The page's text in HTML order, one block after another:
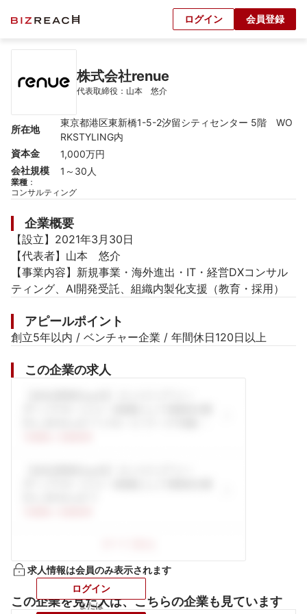
ログイン 会員登録
株式会社renue
代表取締役：山本　悠介
所在地
東京都港区東新橋1-5-2汐留シティセンター 5階　WO
RKSTYLING内
資本金
1,000万円
会社規模
1～30人
業種 ：
コンサルティング
企業概要
【設立】2021年3月30日
【代表者】山本　悠介
【事業内容】新規事業・海外進出・IT・経営DXコンサル
ティング、AI開発受託、組織内製化支援（教育・採用）
アピールポイント
創立5年以内 / ベンチャー企業 / 年間休日120日以上
この企業の求人
求人情報は会員のみ表示されます
ログイン
または
この企業を見た人は、こちらの企業も見ています